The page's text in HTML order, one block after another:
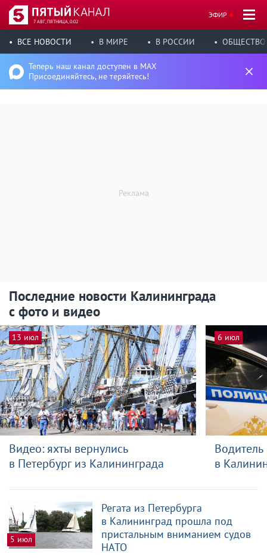
7 АВГ, ПЯТНИЦА, 0:02
ЭФИР
ВСЕ НОВОСТИ В МИРЕ В РОССИИ ОБЩЕСТВО
Теперь наш канал доступен в MAX
Присоединяйтесь, не теряйтесь!
Последние новости Калининграда
с фото и видео
13 июл
Видео: яхты вернулись
в Петербург из Калининграда
6 июл
в
5 июл
Регата из Петербурга
в Калининград прошла под
пристальным вниманием судов
НАТО